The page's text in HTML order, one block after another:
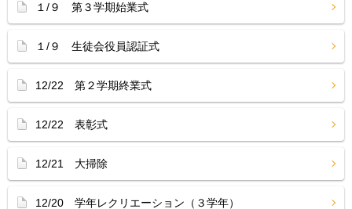
１/９ 第３学期始業式
１/９ 生徒会役員認証式
12/22 第２学期終業式
12/22 表彰式
12/21 大掃除
12/20 学年レクリエーション（３学年）